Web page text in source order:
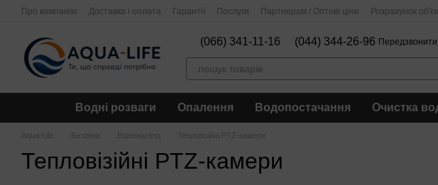
Перейти до основного контенту
Про компанію Доставка і оплата Гарантії Послуги Партнерам / Оптові ціни Розрахунок
(066) 341-11-16 (044) 344-26-96
Водні розваги Опалення Водопостачання Очистка
Aqua-Life Безпека Відеонагляд Тепловізійні PTZ-камери
Тепловізійні PTZ-камери